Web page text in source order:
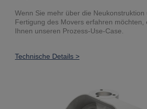
Wenn Sie mehr über die Neukonstruktion
Fertigung des Movers erfahren möchten,
Ihnen unseren Prozess-Use-Case.
Technische Details >